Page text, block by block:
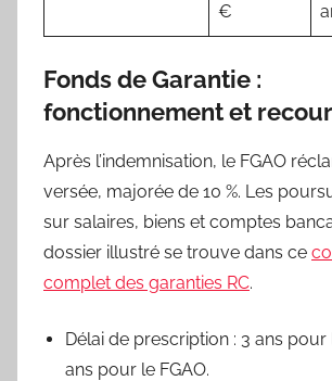
€
Fonds de Garantie :
fonctionnement et
Après l’indemnisation, le FGAO
versée, majorée de 10 %. Les
sur salaires, biens et comptes
dossier illustré se trouve dans ce
complet des garanties RC.
Délai de prescription : 3 ans pour
ans pour le FGAO.